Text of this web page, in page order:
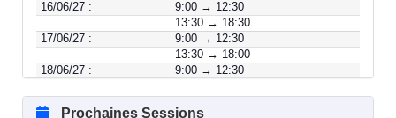
16/06/27 :
9:00 → 12:30
13:30 → 18:30
17/06/27 :
9:00 → 12:30
13:30 → 18:00
18/06/27 :
9:00 → 12:30
Prochaines Sessions